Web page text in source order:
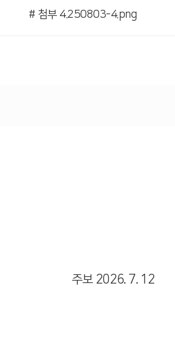
# 첨부 4.250803-4.png
주보 2026. 7. 12